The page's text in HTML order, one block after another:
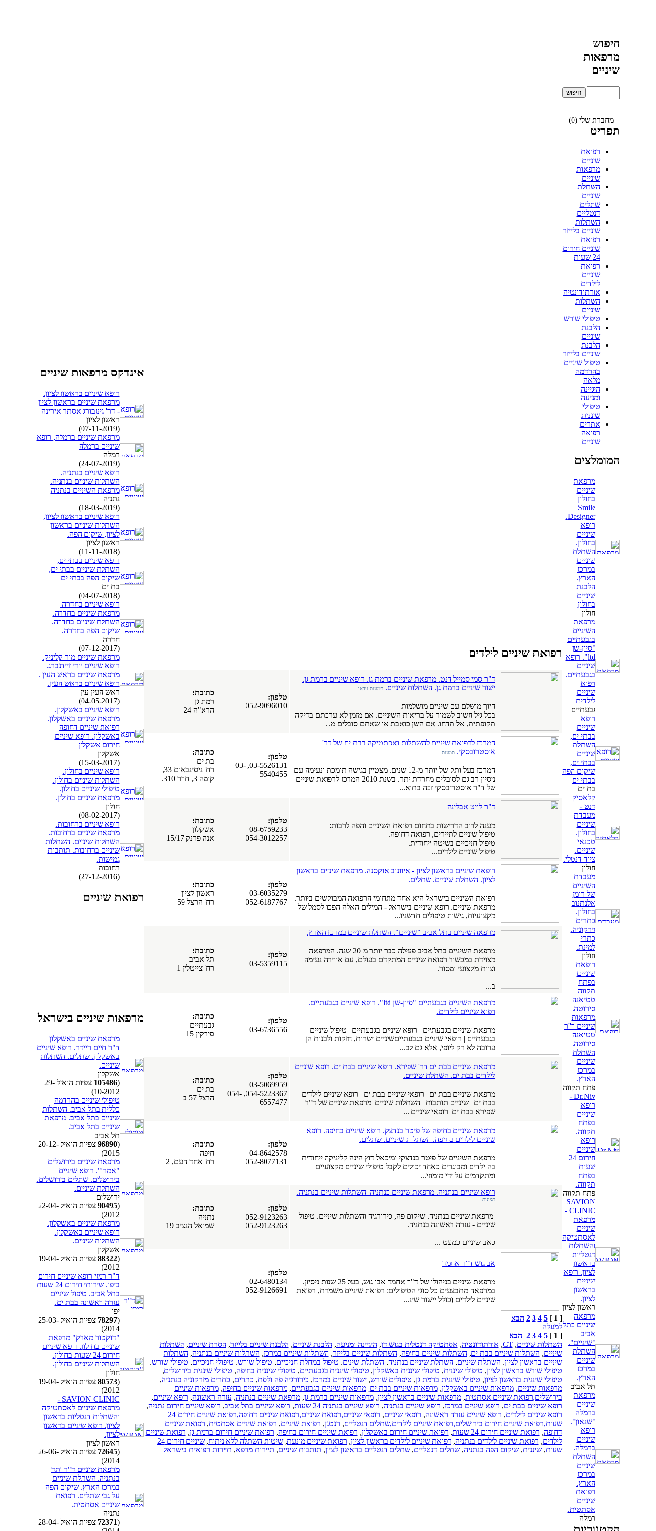
חיפוש
מרפאות
שיניים
מחברת שלי (0)
תפריט
רפואת
שיניים
מרפאות
שיניים
השתלת
שיניים
שתלים
דנטליים
השתלות
שיניים בלייזר
רפואת
שיניים חירום
24 שעות
רפואת
שיניים
לילדים
אורתודונטיה
השתלות
שיניים
טיפולי שורש
הלבנת
שיניים
הלבנת
שיניים בלייזר
טיפול שיניים
בהרדמה
מלאה
היגיינה
ומניעה
טיפולי
שיננית
אתרים
רפואה
שיניים
המומלצים
מרפאת
שיניים
בחולון
Smile
Designer.
רופא
שיניים
בחולון.
השתלת
שיניים
במרכז
הארץ.
הלבנת
שיניים
בחולון
חולון
מרפאת
השיניים
בגבעתיים
"סיון-שן
ltd". רופא
שיניים
בגבעתיים.
רפוא
שיניים
לילדים.
גבעתיים
רופא
שיניים
בבתי ים,
השתלת
שיניים
בבתי ים,
שיקום הפה
בבתי ים
בת ים
קלאסיק
דנט -
מעבדת
שיניים
בחולון.
טכנאי
שיניים.
ציוד דנטלי.
חולון
מעבדת
השיניים
של רומן
אלנתנוב
בחולון.
כתרים
זירקוניה.
כתרי
למינת.
חולון
רופאת
שיניים
בפתח
תקווה
טטיאנה
סירוטה.
מרפאות
שיניים ד''ר
טטיאנה
סירוטה.
השתלת
שיניים
במרכז
הארץ.
פתח תקווה
Dr.Niv -
רופא
שיניים
בפתח
תקווה.
רופא
שיניים
חירום 24
שעות
בפתח
תקווה.
פתח תקווה
SAVION
CLINIC -
מרפאת
שיניים
לאסתטיקה
והשתלות
דנטליות
בראשון
לציון. רופא
שיניים
בראשון
לציון.
ראשון לציון
מרפאה
שיניים בתל
אביב
"שיניים".
השתלת
שיניים
במרכז
הארץ.
תל אביב
מרפאת
שיניים
ברמלה
"שנאון".
רופא
שיניים
ברמלה.
השתלת
שיניים
במרכז
הארץ.
רפואת
שיניים
אסתטית.
רמלה
רפואת שיניים לילדים
ד"ר סמי סמייל דנט. מרפאת שיניים ברמת גן. רופא שיניים ברמת גן.
ישור שיניים ברמת גן. השתלות שיניים. תמונות וידאו
חיוך מושלם עם שיניים מושלמות
בכל גיל חשוב לשמור על בריאות השיניים. אם מזמן לא ערכתם בדיקה
תקופתית, אל תדחו. אם השן כואבת או שאתם סובלים מ...
טלפון:
052-9096010
כתובת:
רמת גן
הרא"ה 24
המרכז לרפואת שיניים להשתלות ואסתטיקה בבת ים של דר'
אוסטרובסקי. תמונות
המרכז בעל ותק של יותר מ-12 שנים. מצטיין בגישה תומכת ונעימה עם
ניסיון רב גם לסובלים מחרדת יתר. בשנת 2010 המרכז לרפואת שיניים
של ד"ר אוסטרובסקי זכה בתוא...
טלפון:
03-5526131, 03-
5540455
כתובת:
בת ים
רח' ניסינבאום 33,
קומה 3, חדר 310.
ד"ר לויט אבלינה
מענה לרוב הדרישות בתחום רפואת השיניים והפה לרבות:
טיפול שיניים לתיירים, רפואה דחופה.
טיפול חניכיים בשיטה ייחודית.
טיפול שיניים לילדים...
טלפון:
08-6759233
054-3012257
כתובת:
אשקלון
אנה פרנק 15/17
רופאת שיניים בראשון לציון - איוונוב אוקסנה. מרפאת שיניים בראשון
לציון. השתלת שיניים. שתלים.
רפואת השיניים בישראל היא אחד מתחומי הרפואה המבוקשים ביותר.
מרפאת שיניים, רופא שיניים בישראל - המילים האלה הפכו לסמל של
מקצועיות, גישות טיפולים חדשניו...
טלפון:
03-6035279
052-6187767
כתובת:
ראשון לציון
רח' הרצל 59
מרפאה שיניים בתל אביב "שיניים". השתלת שיניים במרכז הארץ.
מרפאת השיניים בתל אביב פעילה כבר יותר מ-20 שנה. המרפאה
מצוידת במכשור רפואת שיניים המתקדם בעולם, עם אווירה נעימה
וצוות מקצועי ומסור.
ב...
טלפון:
03-5359115
כתובת:
תל אביב
רח' צייטלין 1
מרפאת השיניים בגבעתיים "סיון-שן ltd". רופא שיניים בגבעתיים.
רפוא שיניים לילדים.
מרפאת שיניים בגבעתיים | רופא שיניים בגבעתיים | טיפול שיניים
בגבעתיים | רופאי שיניים בגבעתייםשיניים ישרות, חזקות ולבנות הן
ערובה לא רק ליופי, אלא גם לב...
טלפון:
03-6736556
כתובת:
גבעתיים
סירקין 15
מרפאת שיניים בבת ים דר' שפירא. רופא שיניים בבת ים. רופא שיניים
לילדים בבת ים. השתלת שיניים.
מרפאת שיניים בבת ים | רופאי שיניים בבת ים | רופא שיניים לילדים
בבת ים | שיניים תותבות | השתלות שיניים |מרפאת שיניים של ד"ר
שפירא בבת ים. רופאי שיניים ...
טלפון:
03-5069959
054-5223367, 054-
6557477
כתובת:
בת ים
הרצל 57 ב
מרפאת שיניים בחיפה של פיטר בנדצק. רופא שיניים בחיפה. רופא
שיניים לילדים בחיפה. השתלות שיניים. שתלים.
מרפאת השיניים של פיטר בנדצקי ומיכאל דוץ הינה קליניקה ייחודית
בה ילדים ומבוגרים כאחד יכולים לקבל טיפולי שיניים מקצועיים
ומתקדמים על ידי מומחי...
טלפון:
04-8642578
052-8077131
כתובת:
חיפה
רח' אחד העם, 2
רופא שיניים בנתניה. מרפאת שיניים בנתניה. השתלות שיניים בנתניה.
תמונות
מרפאת שיניים בנתניה. שיקום פה, כירורגיה והשתלות שיניים. טיפול
שיניים - עזרה ראשונה בנתניה.
כאב שיניים כמעט ...
טלפון:
052-9123263
052-9123263
כתובת:
נתניה
שמואל הנציב 19
אבוגוש ד"ר אחמד
מרפאת שיניים בניהולו של ד"ר אחמד אבו גוש, בעל 25 שנות ניסיון.
במרפאה מתבצעים כל סוגי הטיפולים: רפואת שיניים משמרת, רפואת
שיניים לילדים (כולל יישור שינ...
טלפון:
02-6480134
052-9126691
[
1
]
2 3 4 5
הבא
למעלה
[
1
]
2 3 4 5
הבא
השתלות שיניים,
CT
, אורתודונטיה, אסתטיקה דנטלית בגוש דן, היגיינה ומניעה, הלבנת שיניים, הלבנת שיניים בלייזר, הסרת שיניים, השתלות
שיניים, השתלות שיניים בבת ים, השתלות שיניים בחיפה, השתלות שיניים בלייזר, השתלות שיניים במרכז, השתלות שיניים בנתניה, השתלות
שיניים בראשון לציון, השתלת שיניים, השתלת שיניים בנתניה, השתלת שינים, טיפול במחלת חניכיים, טיפול שורש, טיפולי חניכיים, טיפולי שורש,
טיפולי שורש בראשון לציון, טיפולי שיננית, טיפולי שיננית באשקלון, טיפולי שיננית בגבעתיים, טיפולי שיננית בחיפה, טיפולי שיננית בירושלים,
טיפולי שיננית בראשון לציון, טיפולי שיננית ברמת גן, טיפולים שורש,ישור שיניים במרכז, כירורגיה פה ולסת, כתרים, כתרים מזרקוניה בנתניה,
מרפאות שיניים,מרפאות שיניים באשקלון,מרפאות שיניים בבת ים,מרפאות שיניים בגבעתיים,מרפאות שיניים בחיפה,מרפאות שיניים
בירושלים,רפואת שיניים אסתטית,מרפאות שיניים בראשון לציון,מרפאות שיניים ברמת גן,מרפאת שיניים בנתניה, עזרה ראשונה, רופא שיניים,
רופא שיניים בבת ים, רופא שיניים במרכז, רופא שיניים בנתניה, רופא שיניים בנתניה 24 שעות , רופא שיניים בתל אביב, רופא שיניים חירום נתניה,
רופא שיניים לילדים, רופא שיניים עזרה ראשונה, רופאי שיניים,
רופאי שיניים,רפואת שיניים,רפואת שיניים דחופה,רפואת שיניים חירום 24
שעות,רפואת שיניים חירום בירושלים,רפואת שיניים לילדים,שתלים דנטליים, רנטגן, רפואת שיניים, רפואת שיניים אסתטית, רפואת שיניים
דחופה, רפואת שיניים חירום 24 שעות , רפואת שיניים חירום באשקלון, רפואת שיניים חירום בחיפה, רפואת שיניים חירום ברמת גן, רפואת שיניים
לילדים, רפואת שיניים לילדים בנתניה, רפואת שיניים לילדים בראשון לציון, רפואת שיניים מונעת,שיטות השתלה ללא ניתוח,
שיניים חירום 24
שעות,שיננית,שיקום הפה בנתניה,שתלים דנטליים,שתלים דנטליים בראשון לציון, תותבות שיניים, תיירות מרפא, תיירות רפואית בישראל
אינדקס מרפאות שיניים
רופא שיניים בראשון לציון.
מרפאת שיניים בראשון לציון
- דר' גינזבורג אסתר אירינה
ראשון לציון
(07-11-2019)
מרפאת שיניים ברמלה, רופא
שיניים ברמלה
רמלה
(24-07-2019)
רופא שיניים בנתניה.
השתלות שיניים בנתניה.
מרפאת השיניים בנתניה
נתניה
(18-03-2019)
רופא שיניים בראשון לציון,
השתלות שיניים בראשון
לציון, שיקום הפה.
ראשון לציון
(11-11-2018)
רופא שיניים בבתי ים,
השתלת שיניים בבתי ים,
שיקום הפה בבתי ים
בת ים
(04-07-2018)
רופא שיניים בחדרה.
מרפאת שיניים בחדרה.
השתלת שיניים בחדרה.
שיקום הפה בחדרה.
חדרה
(07-12-2017)
מרפאת שיניים מור קליניק.
רופא שיניים יורי זיידנברג.
מרפאת שיניים בראש העין .
רופא שיניים בראש העין.
ראש העין עין
(04-05-2017)
רופא שיניים באשקלון.
מרפאת שיניים באשקלון.
רפואת שיניים דחופה
באשקלון. רופא שיניים
חירום אשקלון
אשקלון
(15-03-2017)
רופא שיניים בחולון.
השתלות שיניים בחולון.
טיפולי שיניים בחולון.
מרפאת שיניים בחולון.
חולון
(08-02-2017)
רופא שיניים ברחובות.
מרפאת שיניים ברחובות.
השתלות שיניים. השתלות
שיניים ברחובות. תותבות
גמישות.
רחובות
(27-12-2016)
רפואת שיניים
מרפאות שיניים בישראל
מרפאת שיניים באשקלון
ד"ר חיים ריידר. רופא שיניים
באשקלון. שתלים. השתלות
שיניים.
אשקלון
(
105486
צפיות הואיל 29-
10-2012)
טיפולי שיניים בהרדמה
כללית בתל אביב. השתלות
שיניים בתל אביב. מרפאת
שיניים בתל אביב.
תל אביב
(
96890
צפיות הואיל 20-12-
2015)
מרפאת שיניים בירושלים
"אמרו". רופא שיניים
בירושלים. שתלים בירושלים.
השתלת שיניים.
ירושלים
(
90495
צפיות הואיל 22-04-
2012)
מרפאת שיניים באשקלון.
רופא שיניים באשקלון.
השתלות שיניים.
אשקלון
(
88322
צפיות הואיל 19-04-
2012)
ד"ר רמזי רופא שיניים חירום
ביפו. שירותי חירום 24 שעות
בתל אביב. טיפול שיניים
עזרה ראשונה בבת ים.
יפו
(
78297
צפיות הואיל 25-03-
2014)
"דוקטור מארק" מרפאת
שיניים בחולון. רופא שיניים
חירום 24 שעות בחולון.
השתלות שיניים בחולון.
חולון
(
80573
צפיות הואיל 19-04-
2012)
SAVION CLINIC -
מרפאת שיניים לאסתטיקה
והשתלות דנטליות בראשון
לציון. רופא שיניים בראשון
לציון.
ראשון לציון
(
72645
צפיות הואיל 26-06-
2014)
מרפאת שיניים ד"ר ותד
בנתניה. השתלת שיניים
במרכז הארץ. שיקום הפה
על גבי שתלים. רפואת
שיניים אסתטית.
נתניה
(
72371
צפיות הואיל 28-04-